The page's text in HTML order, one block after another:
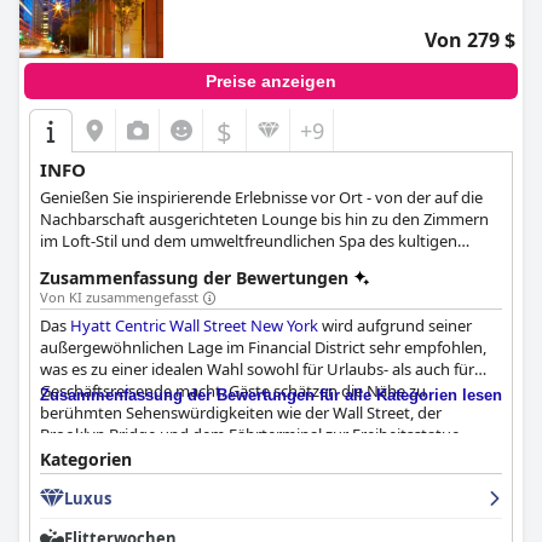
Von 279 $
Preise anzeigen
$ +9
INFO
Genießen Sie inspirierende Erlebnisse vor Ort - von der auf die
Nachbarschaft ausgerichteten Lounge bis hin zu den Zimmern
im Loft-Stil und dem umweltfreundlichen Spa des kultigen
Zusammenfassung der Bewertungen
Von KI zusammengefasst
Das Hyatt Centric Wall Street New Yorkwird aufgrund seiner
außergewöhnlichen Lage im Financial District sehr empfohlen,
was es zu einer idealen Wahl sowohl für Urlaubs- als auch für
Geschäftsreisende macht. Gäste schätzen die Nähe zu
berühmten Sehenswürdigkeiten wie der Wall Street, der
Brooklyn Bridge und dem Fährterminal zur Freiheitsstatue
sowie die Bequemlichkeit der nahegelegenen U-Bahn-Stationen.
Diese erstklassige Lage bietet einfachen Zugang zu den Top-
Attraktionen der Stadt und gleichzeitig einen ruhigen
Zusammenfassung der Bewertungen für alle Kategorien lesen
Kategorien
Luxus